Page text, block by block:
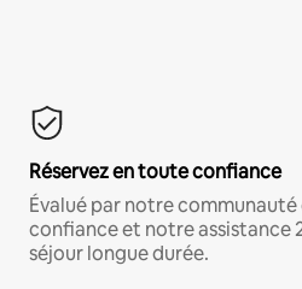
Réservez en toute confiance
Évalué par notre
confiance et notre assistance
séjour longue durée.